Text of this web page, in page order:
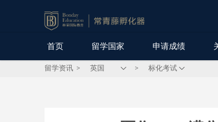
首页 留学国家 申请成绩
留学资讯 > >